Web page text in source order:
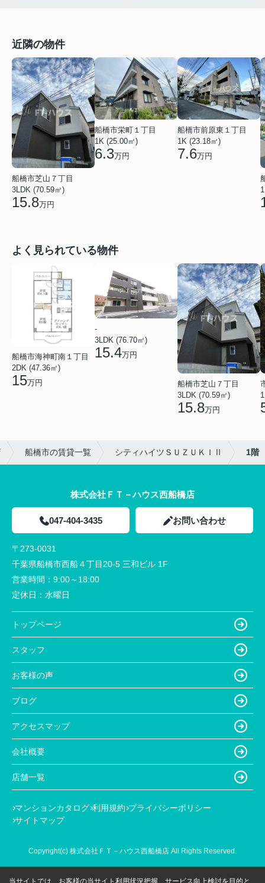
近隣の物件
船橋市芝山７丁目
3LDK (70.59㎡)
15.8万円
船橋市栄町１丁目
1K (25.00㎡)
6.3万円
船橋市前原東１丁目
1K (23.18㎡)
7.6万円
よく見られている物件
船橋市海神町南１丁目
2DK (47.36㎡)
15万円
-
3LDK (76.70㎡)
15.4万円
船橋市芝山７丁目
3LDK (70.59㎡)
15.8万円
船橋市の賃貸一覧 シティハイツＳＵＺＵＫＩⅡ 1階
株式会社ＦＴ－ハウス西船橋店
047-404-3435 お問い合わせ
〒273-0031
千葉県船橋市西船４丁目20-5 三和ビル 1F
営業時間： 9:00～18:00
定休日： 水曜日
トップページ
スタッフ
お客様の声
ブログ
アクセスマップ
会社概要
店舗一覧
マンションカタログ 利用規約 プライバシーポリシー
サイトマップ
Copyright(c) 株式会社ＦＴ－ハウス西船橋店 All Rights Reserved.
当サイトでは、お客様の当サイト利用状況把握、サービス向上検討を目的と